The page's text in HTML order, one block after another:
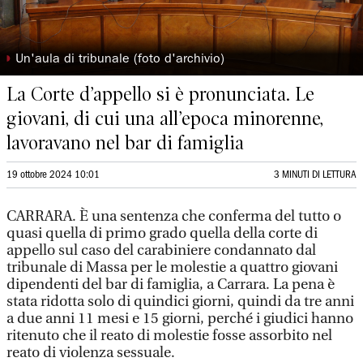
◗ Un'aula di tribunale (foto d'archivio)
La Corte d’appello si è pronunciata. Le
giovani, di cui una all’epoca minorenne,
lavoravano nel bar di famiglia
19 ottobre 2024 10:01 3 MINUTI DI LETTURA
CARRARA. È una sentenza che conferma del tutto o
quasi quella di primo grado quella della corte di
appello sul caso del carabiniere condannato dal
tribunale di Massa per le molestie a quattro giovani
dipendenti del bar di famiglia, a Carrara. La pena è
stata ridotta solo di quindici giorni, quindi da tre anni
a due anni 11 mesi e 15 giorni, perché i giudici hanno
ritenuto che il reato di molestie fosse assorbito nel
reato di violenza sessuale.